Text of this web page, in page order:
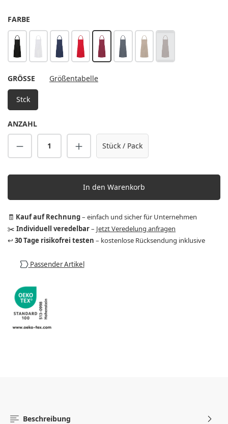
FARBE
schwarz marine rot bordeauxanthrazitsand hellbraun
(Diese Option ist
GRÖSSE AUSWÄHLEN
Größentabelle
Stck
ANZAHL
Produkt Anzahl: Gib den gewünschten
Stück / Pack
In den Warenkorb
🧾 Kauf auf Rechnung– einfach und sicher für Unternehmen
✂️ Individuell veredelbar– Jetzt Veredelung anfragen
↩️ 30 Tage risikofrei testen – kostenlose Rücksendung inklusive
Passender Artikel
Beschreibung